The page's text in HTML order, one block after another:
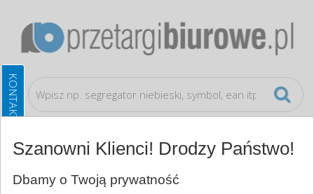
Ochrona indywidualna Oznakowanie firm
Szanowni Klienci! Drodzy Państwo!
Dbamy o Twoją prywatność